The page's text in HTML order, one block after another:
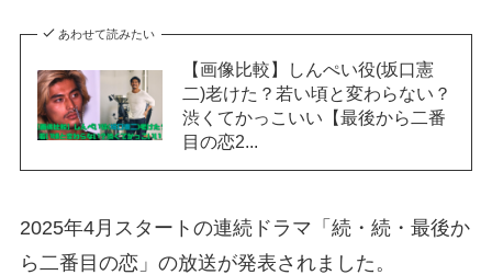
あわせて読みたい
【画像比較】しんぺい役(坂口憲
二)老けた？若い頃と変わらない？
渋くてかっこいい【最後から二番
目の恋2...
2025年4月スタートの連続ドラマ「続・続・最後か
ら二番目の恋」の放送が発表されました。